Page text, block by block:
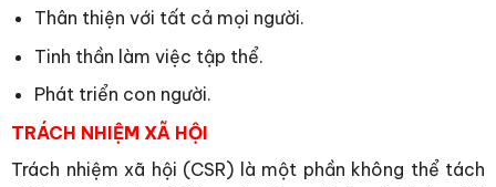
Thân thiện với tất cả mọi người.
Tinh thần làm việc tập thể.
Phát triển con người.
TRÁCH NHIỆM XÃ HỘI
Trách nhiệm xã hội (CSR) là một phần không thể tách